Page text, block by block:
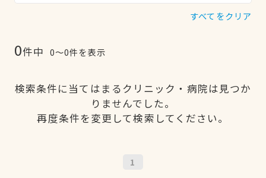
すべてをクリア
0件中 0〜0件を表示
検索条件に当てはまるクリニック・病院は見つか
りませんでした。
再度条件を変更して検索してください。
1